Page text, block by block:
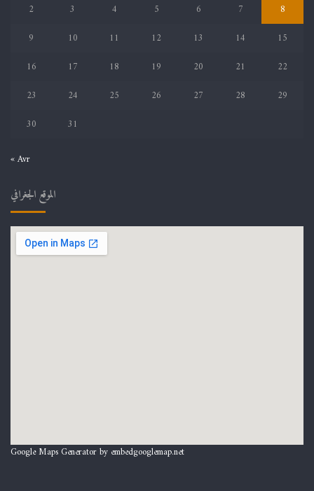
2
3 4 5 6 7
8
9
10 11 12 13 14
15
16
17 18 19 20 21
22
23
24 25 26 27 28
29
30
31
« Avr
الموقع الجغرافي
Google Maps Generator by embedgooglemap.net